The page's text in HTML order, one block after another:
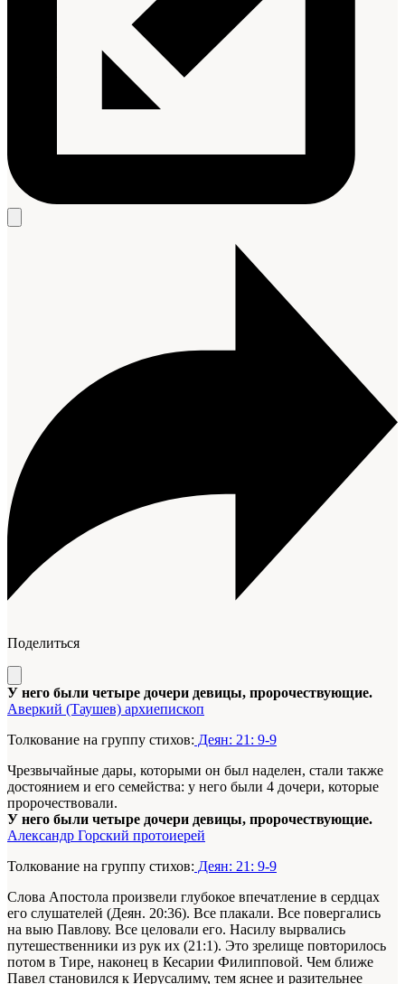
Поделиться
У него были четыре дочери девицы, пророчествующие.
Аверкий (Таушев) архиепископ
Толкование на группу стихов: Деян: 21: 9-9
Чрезвычайные дары, которыми он был наделен, стали также
достоянием и его семейства: у него были 4 дочери, которые
пророчествовали.
У него были четыре дочери девицы, пророчествующие.
Александр Горский протоиерей
Толкование на группу стихов: Деян: 21: 9-9
Слова Апостола произвели глубокое впечатление в сердцах
его слушателей (Деян. 20:36). Все плакали. Все повергались
на выю Павлову. Все целовали его. Насилу вырвались
путешественники из рук их (21:1). Это зрелище повторилось
потом в Тире, наконец в Кесарии Филипповой. Чем ближе
Павел становился к Иерусалиму, тем яснее и разительнее